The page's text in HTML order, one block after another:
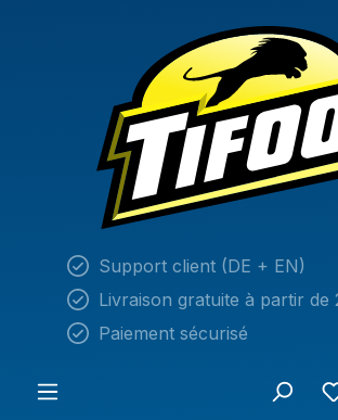
Support client (DE + EN)
Livraison gratuite à partir de
Paiement sécurisé